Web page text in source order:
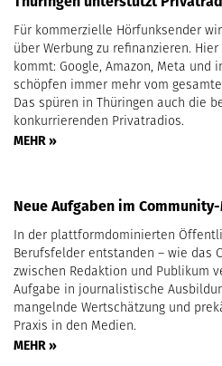
Für kommerzielle Hörfunksender
über Werbung zu refinanzieren.
kommt: Google, Amazon, Meta und
schöpfen immer mehr vom
Das spüren in Thüringen auch die
konkurrierenden Privatradios.
MEHR »
Neue Aufgaben im
In der plattformdominierten
Berufsfelder entstanden – wie das
zwischen Redaktion und Publikum
Aufgabe in journalistische
mangelnde Wertschätzung und
Praxis in den Medien.
MEHR »